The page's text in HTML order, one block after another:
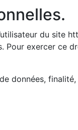
du site
exercer ce
données,